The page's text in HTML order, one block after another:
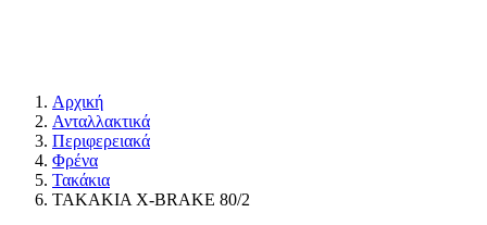
Αρχική
Ανταλλακτικά
Περιφερειακά
Φρένα
Τακάκια
ΤΑΚΑΚΙΑ X-BRAKE 80/2